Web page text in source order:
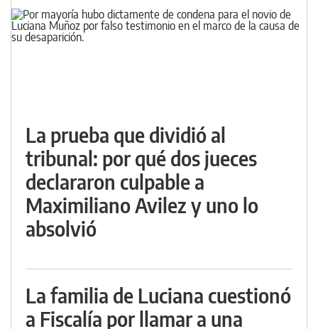
La prueba que dividió al
tribunal: por qué dos jueces
declararon culpable a
Maximiliano Avilez y uno lo
absolvió
La familia de Luciana cuestionó
a Fiscalía por llamar a una